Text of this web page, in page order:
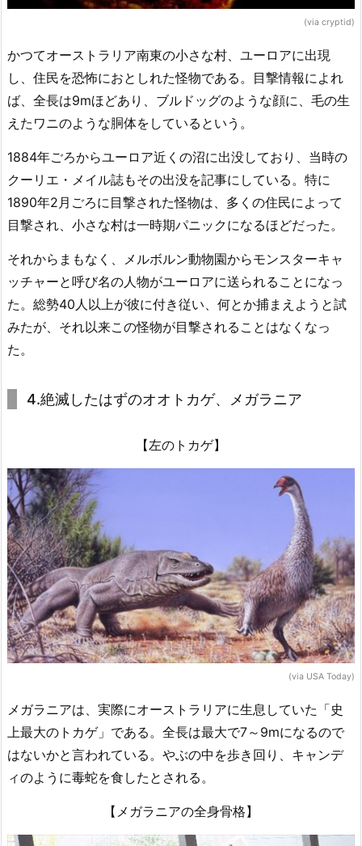
(via cryptid)
かつてオーストラリア南東の小さな村、ユーロアに出現
し、住民を恐怖におとしれた怪物である。目撃情報によれ
ば、全長は9mほどあり、ブルドッグのような顔に、毛の生
えたワニのような胴体をしているという。
1884年ごろからユーロア近くの沼に出没しており、当時の
クーリエ・メイル誌もその出没を記事にしている。特に
1890年2月ごろに目撃された怪物は、多くの住民によって
目撃され、小さな村は一時期パニックになるほどだった。
それからまもなく、メルボルン動物園からモンスターキャ
ッチャーと呼び名の人物がユーロアに送られることになっ
た。総勢40人以上が彼に付き従い、何とか捕まえようと試
みたが、それ以来この怪物が目撃されることはなくなっ
た。
4.絶滅したはずのオオトカゲ、メガラニア
【左のトカゲ】
(via USA Today)
メガラニアは、実際にオーストラリアに生息していた「史
上最大のトカゲ」である。全長は最大で7～9mになるので
はないかと言われている。やぶの中を歩き回り、キャンデ
ィのように毒蛇を食したとされる。
【メガラニアの全身骨格】